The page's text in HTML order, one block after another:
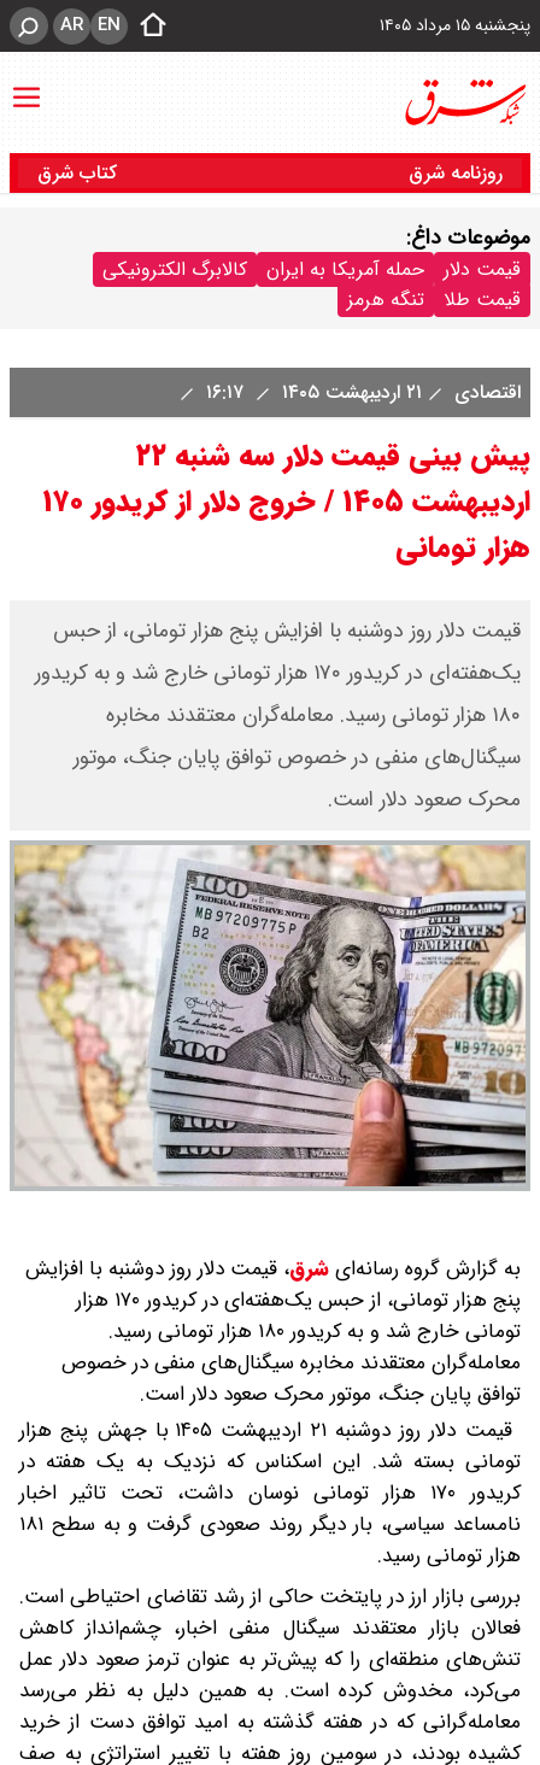
پنجشنبه ۱۵ مرداد ۱۴۰۵ EN
AR
روزنامه شرق کتاب شرق
موضوعات داغ:
قیمت دلار حمله آمریکا به ایران
کالابرگ الکترونیکی
قیمت طلا
تنگه هرمز
اقتصادی ۲۱ اردیبهشت ۱۴۰۵
پیش بینی قیمت دلار سه‌ شنبه ۲۲
اردیبهشت ۱۴۰۵ / خروج دلار از کریدور ۱۷۰
هزار تومانی
قیمت دلار روز دوشنبه با افزایش پنج هزار تومانی، از حبس
یک‌هفته‌ای در کریدور ۱۷۰ هزار تومانی خارج شد و به کریدور
۱۸۰ هزار تومانی رسید. معامله‌گران معتقدند مخابره
سیگنال‌های منفی در خصوص توافق پایان جنگ، موتور
محرک صعود دلار است.
به گزارش گروه رسانه‌ایشرق، قیمت دلار روز دوشنبه با افزایش
پنج هزار تومانی، از حبس یک‌هفته‌ای در کریدور ۱۷۰ هزار
تومانی خارج شد و به کریدور ۱۸۰ هزار تومانی رسید.
معامله‌گران معتقدند مخابره سیگنال‌های منفی در خصوص
توافق پایان جنگ، موتور محرک صعود دلار است.
قیمت دلار روز دوشنبه ۲۱ اردیبهشت ۱۴۰۵ با جهش پنج هزار
تومانی بسته شد. این اسکناس که نزدیک به یک هفته در
کریدور ۱۷۰ هزار تومانی نوسان داشت، تحت تاثیر اخبار
نامساعد سیاسی، بار دیگر روند صعودی گرفت و به سطح ۱۸۱
هزار تومانی رسید.
بررسی بازار ارز در پایتخت حاکی از رشد تقاضای احتیاطی است.
فعالان بازار معتقدند سیگنال منفی اخبار، چشم‌انداز کاهش
تنش‌های منطقه‌ای را که پیش‌تر به عنوان ترمز صعود دلار عمل
می‌کرد، مخدوش کرده است. به همین دلیل به نظر می‌رسد
معامله‌گرانی که در هفته گذشته به امید توافق دست از خرید
کشیده بودند، در سومین روز هفته با تغییر استراتژی به صف